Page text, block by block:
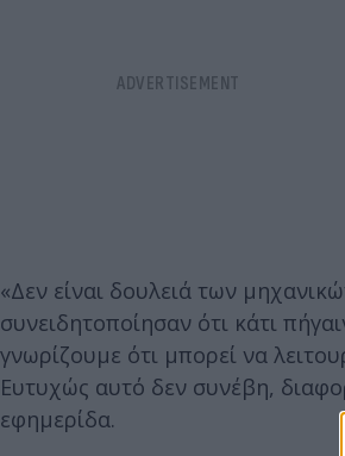
«Δεν είναι δουλειά των
συνειδητοποίησαν ότι κάτι
γνωρίζουμε ότι μπορεί να
Ευτυχώς αυτό δεν συνέβη,
εφημερίδα.